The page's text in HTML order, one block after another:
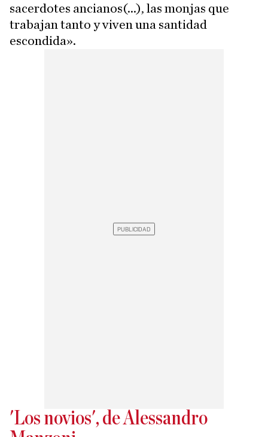
sacerdotes ancianos(...), las monjas que
trabajan tanto y viven una santidad
escondida».
'Los novios', de Alessandro